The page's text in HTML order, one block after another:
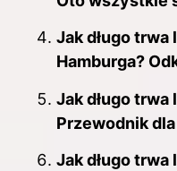
Jak długo trwa
Hamburga?
Jak długo trwa
Przewodnik
Jak długo trwa